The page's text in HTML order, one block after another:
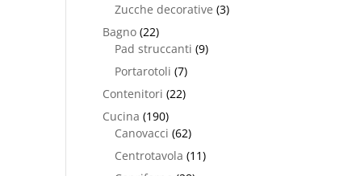
Zucche decorative (3)
Bagno (22)
Pad struccanti (9)
Portarotoli (7)
Contenitori (22)
Cucina (190)
Canovacci (62)
Centrotavola (11)